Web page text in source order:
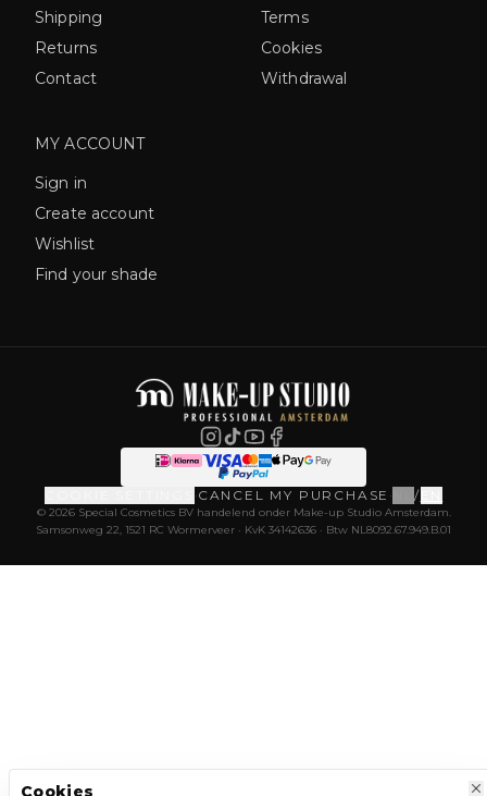
Shipping
Returns
Contact
Terms
Cookies
Withdrawal
MY ACCOUNT
Sign in
Create account
Wishlist
Find your shade
·CANCEL MY PURCHASE · /
© 2026 Special Cosmetics BV handelend onder Make-up Studio Amsterdam.
Samsonweg 22, 1521 RC Wormerveer · KvK 34142636 · Btw NL8092.67.949.B.01
Cookies